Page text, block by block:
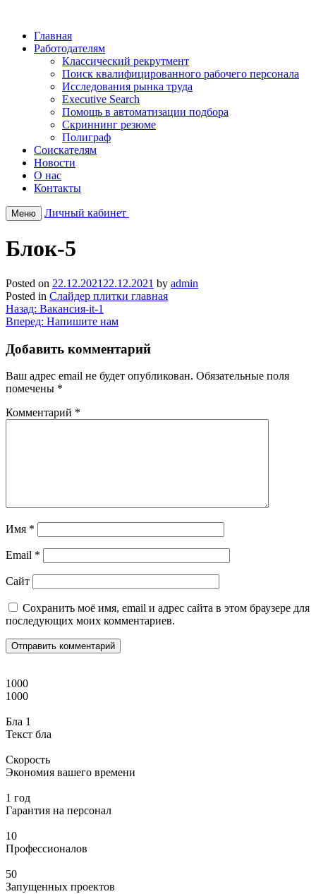
Главная
Работодателям
Классический рекрутмент
Поиск квалифицированного рабочего персонала
Исследования рынка труда
Executive Search
Помощь в автоматизации подбора
Скриннинг резюме
Полиграф
Соискателям
Новости
О нас
Контакты
Меню Личный кабинет
Блок-5
Posted on 22.12.2021 22.12.2021 by admin
Posted in Слайдер плитки главная
Навигация
по
записям
Назад: Вакансия-it-1
Вперед: Напишите нам
Добавить комментарий
Ваш адрес email не будет опубликован. Обязательные поля
помечены *
Комментарий *
Имя *
Email *
Сайт
Сохранить моё имя, email и адрес сайта в этом браузере для
последующих моих комментариев.
1000
1000
Бла 1
Текст бла
Скорость
Экономия вашего времени
1 год
Гарантия на персонал
10
Профессионалов
50
Запущенных проектов